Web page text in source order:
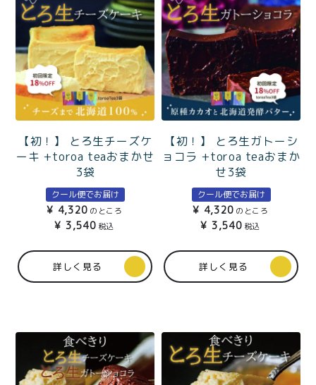
【初！】 とろ生チーズケ
ーキ +toroa teaおまかせ
3袋
クール便でお届け
¥ 4,320 のところ
¥ 3,540 税込
詳しく見る
【初！】 とろ生ガトーシ
ョコラ +toroa teaおまか
せ3袋
クール便でお届け
¥ 4,320 のところ
¥ 3,540 税込
詳しく見る